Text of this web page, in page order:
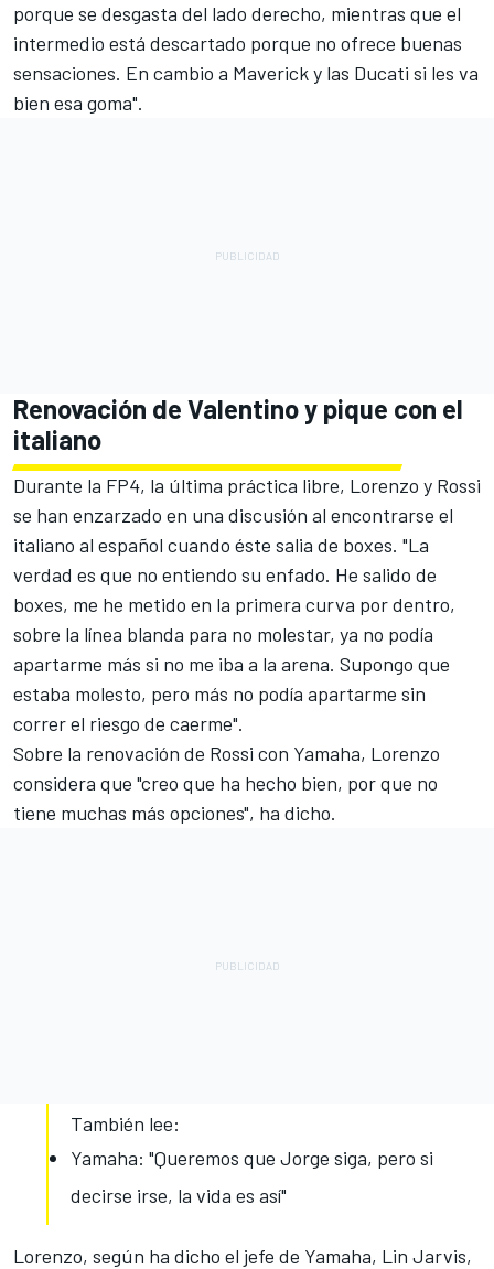
porque se desgasta del lado derecho, mientras que el
intermedio está descartado porque no ofrece buenas
sensaciones. En cambio a Maverick y las Ducati si les va
bien esa goma".
Renovación de Valentino y pique con el
italiano
Durante la FP4, la última práctica libre, Lorenzo y Rossi
se han enzarzado en una discusión al encontrarse el
italiano al español cuando éste salia de boxes. "La
verdad es que no entiendo su enfado. He salido de
boxes, me he metido en la primera curva por dentro,
sobre la línea blanda para no molestar, ya no podía
apartarme más si no me iba a la arena. Supongo que
estaba molesto, pero más no podía apartarme sin
correr el riesgo de caerme".
Sobre la renovación de Rossi con Yamaha, Lorenzo
considera que "creo que ha hecho bien, por que no
tiene muchas más opciones", ha dicho.
También lee:
Yamaha: "Queremos que Jorge siga, pero si
decirse irse, la vida es así"
Lorenzo, según ha dicho el jefe de Yamaha, Lin Jarvis,